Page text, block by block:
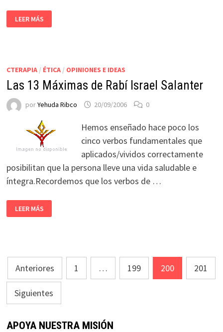
LEER MÁS
CTERAPIA/ ÉTICA/ OPINIONES E IDEAS
Las 13 Máximas de Rabí Israel Salanter
porYehuda Ribco 20/09/2006 0
Hemos enseñado hace poco los
cinco verbos fundamentales que
aplicados/vividos correctamente
posibilitan que la persona lleve una vida saludable e
íntegra.Recordemos que los verbos de …
LEER MÁS
Paginación
de
entradas
Anteriores 1 … 199 200 201
Siguientes
APOYA NUESTRA MISIÓN